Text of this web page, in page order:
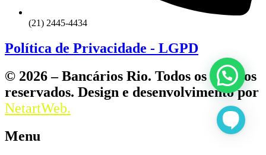
(21) 2445-4434
Política de Privacidade - LGPD
© 2026 – Bancários Rio. Todos os direitos
reservados. Design e desenvolvimento por
NetartWeb.
Menu